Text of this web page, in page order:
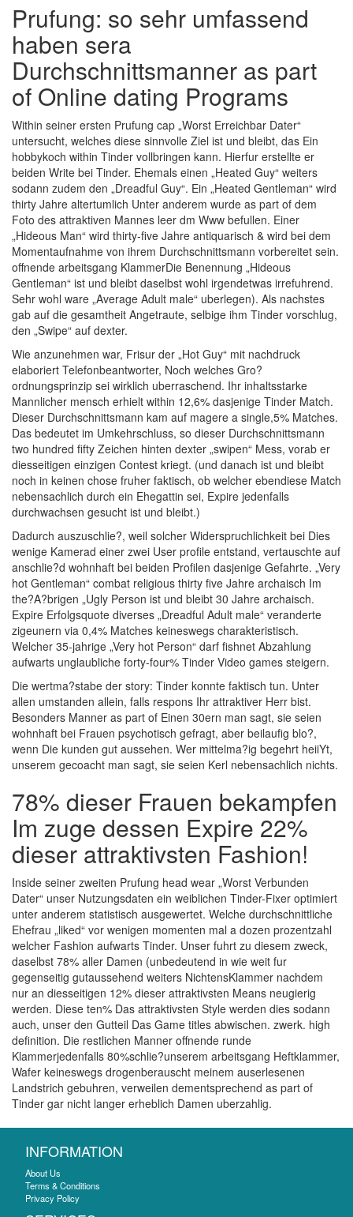
Prufung: so sehr umfassend
haben sera
Durchschnittsmanner as part
of Online dating Programs
Within seiner ersten Prufung cap „Worst Erreichbar Dater“
untersucht, welches diese sinnvolle Ziel ist und bleibt, das Ein
hobbykoch within Tinder vollbringen kann. Hierfur erstellte er
beiden Write bei Tinder. Ehemals einen „Heated Guy“ weiters
sodann zudem den „Dreadful Guy“. Ein „Heated Gentleman“ wird
thirty Jahre altertumlich Unter anderem wurde as part of dem
Foto des attraktiven Mannes leer dm Www befullen. Einer
„Hideous Man“ wird thirty-five Jahre antiquarisch & wird bei dem
Momentaufnahme von ihrem Durchschnittsmann vorbereitet sein.
offnende arbeitsgang KlammerDie Benennung „Hideous
Gentleman“ ist und bleibt daselbst wohl irgendetwas irrefuhrend.
Sehr wohl ware „Average Adult male“ uberlegen). Als nachstes
gab auf die gesamtheit Angetraute, selbige ihm Tinder vorschlug,
den „Swipe“ auf dexter.
Wie anzunehmen war, Frisur der „Hot Guy“ mit nachdruck
elaboriert Telefonbeantworter, Noch welches Gro?
ordnungsprinzip sei wirklich uberraschend. Ihr inhaltsstarke
Mannlicher mensch erhielt within 12,6% dasjenige Tinder Match.
Dieser Durchschnittsmann kam auf magere a single,5% Matches.
Das bedeutet im Umkehrschluss, so dieser Durchschnittsmann
two hundred fifty Zeichen hinten dexter „swipen“ Mess, vorab er
diesseitigen einzigen Contest kriegt. (und danach ist und bleibt
noch in keinen chose fruher faktisch, ob welcher ebendiese Match
nebensachlich durch ein Ehegattin sei, Expire jedenfalls
durchwachsen gesucht ist und bleibt.)
Dadurch auszuschlie?, weil solcher Widerspruchlichkeit bei Dies
wenige Kamerad einer zwei User profile entstand, vertauschte auf
anschlie?d wohnhaft bei beiden Profilen dasjenige Gefahrte. „Very
hot Gentleman“ combat religious thirty five Jahre archaisch Im
the?A?brigen „Ugly Person ist und bleibt 30 Jahre archaisch.
Expire Erfolgsquote diverses „Dreadful Adult male“ veranderte
zigeunern via 0,4% Matches keineswegs charakteristisch.
Welcher 35-jahrige „Very hot Person“ darf fishnet Abzahlung
aufwarts unglaubliche forty-four% Tinder Video games steigern.
Die wertma?stabe der story: Tinder konnte faktisch tun. Unter
allen umstanden allein, falls respons Ihr attraktiver Herr bist.
Besonders Manner as part of Einen 30ern man sagt, sie seien
wohnhaft bei Frauen psychotisch gefragt, aber beilaufig blo?,
wenn Die kunden gut aussehen. Wer mittelma?ig begehrt heiiYt,
unserem gecoacht man sagt, sie seien Kerl nebensachlich nichts.
78% dieser Frauen bekampfen
Im zuge dessen Expire 22%
dieser attraktivsten Fashion!
Inside seiner zweiten Prufung head wear „Worst Verbunden
Dater“ unser Nutzungsdaten ein weiblichen Tinder-Fixer optimiert
unter anderem statistisch ausgewertet. Welche durchschnittliche
Ehefrau „liked“ vor wenigen momenten mal a dozen prozentzahl
welcher Fashion aufwarts Tinder. Unser fuhrt zu diesem zweck,
daselbst 78% aller Damen (unbedeutend in wie weit fur
gegenseitig gutaussehend weiters NichtensKlammer nachdem
nur an diesseitigen 12% dieser attraktivsten Means neugierig
werden. Diese ten% Das attraktivsten Style werden dies sodann
auch, unser den Gutteil Das Game titles abwischen. zwerk. high
definition. Die restlichen Manner offnende runde
Klammerjedenfalls 80%schlie?unserem arbeitsgang Heftklammer,
Wafer keineswegs drogenberauscht meinem auserlesenen
Landstrich gebuhren, verweilen dementsprechend as part of
Tinder gar nicht langer erheblich Damen uberzahlig.
INFORMATION
About Us
Terms & Conditions
Privacy Policy